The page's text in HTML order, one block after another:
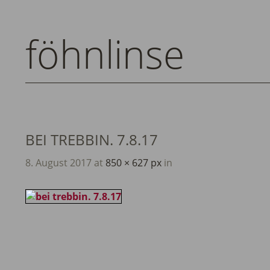
föhnlinse
BEI TREBBIN. 7.8.17
8. August 2017 at 850 × 627 px in